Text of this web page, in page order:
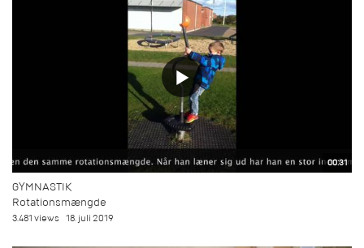
00:31
GYMNASTIK
Rotationsmængde
3.481 views 18. juli 2019